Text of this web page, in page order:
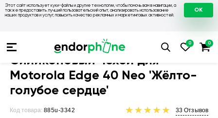
Этот сайт использует куки-файлы и другие технологии, чтобы помочь вам в навигации, а
также предоставить лучший пользовательский опыт, анализировать использование
наших продуктов и услуг, повысить качество рекламных и маркетинговых активностей.
OK
Чехлы на Motorola Чехол для
Силиконовый чехол для
Motorola Edge 40 Neo 'Жёлто-
голубое сердце'
Код товара: 885u-3342 33 Отзывов